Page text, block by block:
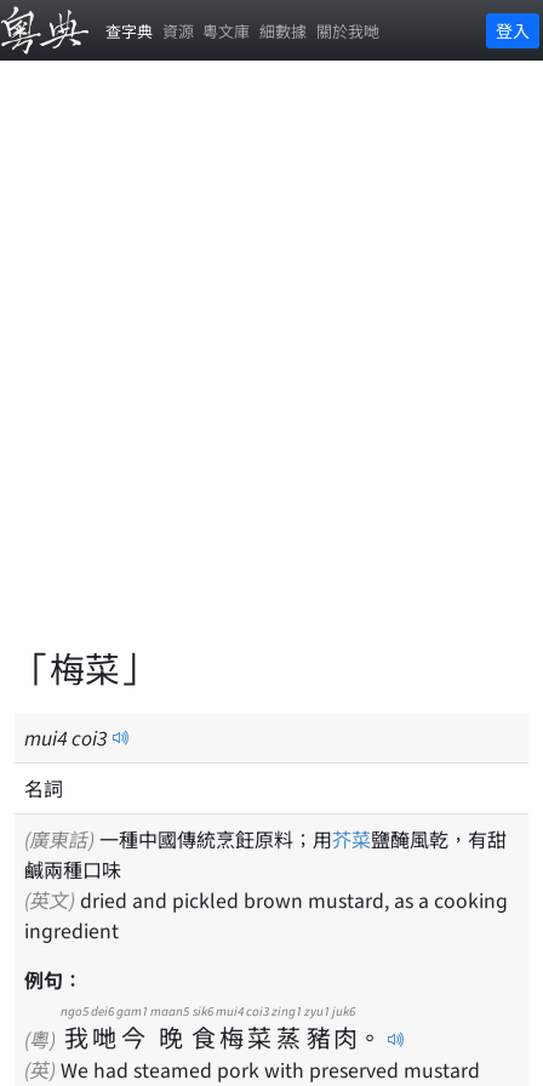
查字典 資源 粵文庫 細數據 關於我哋 登入
「梅菜」
mui4coi3
名詞
(廣東話) 一種中國傳統烹飪原料；用芥菜鹽醃風乾，有甜
鹹兩種口味
(英文)
ingredient
例句：
(粵) 我
ngo5
哋
dei6
今
gam1
晚
maan5
食
sik6
梅
mui4
菜
coi3
蒸
zing1
豬
zyu1
肉
juk6
。
(英) We had steamed pork with preserved mustard